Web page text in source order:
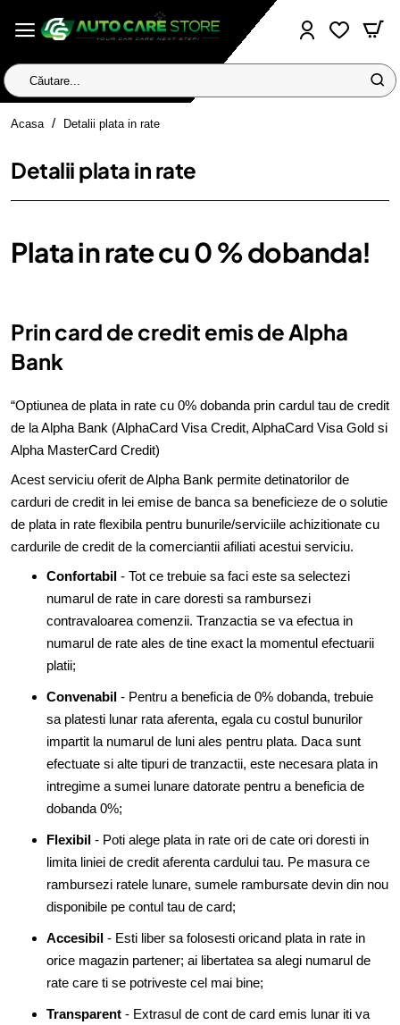
Căutare...
Acasa homeDetalii plata in rate
Detalii plata in rate
Plata in rate cu 0 % dobanda!
Prin card de credit emis de Alpha
Bank
“Optiunea de plata in rate cu 0% dobanda prin cardul tau de credit
de la Alpha Bank (AlphaCard Visa Credit, AlphaCard Visa Gold si
Alpha MasterCard Credit)
Acest serviciu oferit de Alpha Bank permite detinatorilor de
carduri de credit in lei emise de banca sa beneficieze de o solutie
de plata in rate flexibila pentru bunurile/serviciile achizitionate cu
cardurile de credit de la comerciantii afiliati acestui serviciu.
Confortabil - Tot ce trebuie sa faci este sa selectezi
numarul de rate in care doresti sa rambursezi
contravaloarea comenzii. Tranzactia se va efectua in
numarul de rate ales de tine exact la momentul efectuarii
platii;
Convenabil - Pentru a beneficia de 0% dobanda, trebuie
sa platesti lunar rata aferenta, egala cu costul bunurilor
impartit la numarul de luni ales pentru plata. Daca sunt
efectuate si alte tipuri de tranzactii, este necesara plata in
intregime a sumei lunare datorate pentru a beneficia de
dobanda 0%;
Flexibil - Poti alege plata in rate ori de cate ori doresti in
limita liniei de credit aferenta cardului tau. Pe masura ce
rambursezi ratele lunare, sumele rambursate devin din nou
disponibile pe contul tau de card;
Accesibil - Esti liber sa folosesti oricand plata in rate in
orice magazin partener; ai libertatea sa alegi numarul de
rate care ti se potriveste cel mai bine;
Transparent - Extrasul de cont de card emis lunar iti va